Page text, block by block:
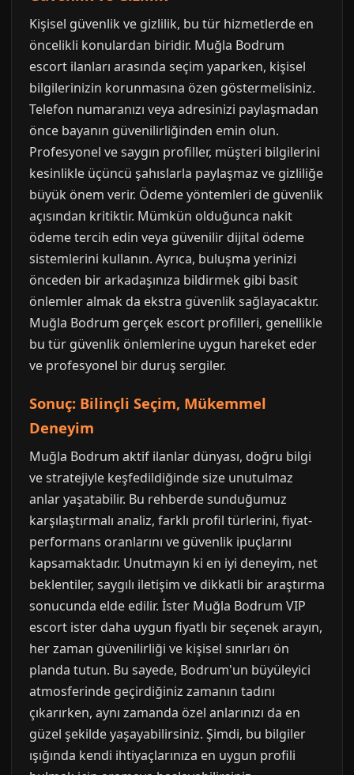
Kişisel güvenlik ve gizlilik, bu tür hizmetlerde en
öncelikli konulardan biridir. Muğla Bodrum
escort ilanları arasında seçim yaparken, kişisel
bilgilerinizin korunmasına özen göstermelisiniz.
Telefon numaranızı veya adresinizi paylaşmadan
önce bayanın güvenilirliğinden emin olun.
Profesyonel ve saygın profiller, müşteri bilgilerini
kesinlikle üçüncü şahıslarla paylaşmaz ve gizliliğe
büyük önem verir. Ödeme yöntemleri de güvenlik
açısından kritiktir. Mümkün olduğunca nakit
ödeme tercih edin veya güvenilir dijital ödeme
sistemlerini kullanın. Ayrıca, buluşma yerinizi
önceden bir arkadaşınıza bildirmek gibi basit
önlemler almak da ekstra güvenlik sağlayacaktır.
Muğla Bodrum gerçek escort profilleri, genellikle
bu tür güvenlik önlemlerine uygun hareket eder
ve profesyonel bir duruş sergiler.
Sonuç: Bilinçli Seçim, Mükemmel
Deneyim
Muğla Bodrum aktif ilanlar dünyası, doğru bilgi
ve stratejiyle keşfedildiğinde size unutulmaz
anlar yaşatabilir. Bu rehberde sunduğumuz
karşılaştırmalı analiz, farklı profil türlerini, fiyat-
performans oranlarını ve güvenlik ipuçlarını
kapsamaktadır. Unutmayın ki en iyi deneyim, net
beklentiler, saygılı iletişim ve dikkatli bir araştırma
sonucunda elde edilir. İster Muğla Bodrum VIP
escort ister daha uygun fiyatlı bir seçenek arayın,
her zaman güvenilirliği ve kişisel sınırları ön
planda tutun. Bu sayede, Bodrum'un büyüleyici
atmosferinde geçirdiğiniz zamanın tadını
çıkarırken, aynı zamanda özel anlarınızı da en
güzel şekilde yaşayabilirsiniz. Şimdi, bu bilgiler
ışığında kendi ihtiyaçlarınıza en uygun profili